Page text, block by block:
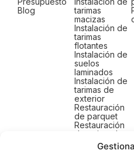
Blog
tarimas
macizas
Instalación de
tarimas
flotantes
Instalación de
suelos
laminados
Instalación de
tarimas de
exterior
Restauración
de parquet
Restauración
de tarima de
exterior
Restauración